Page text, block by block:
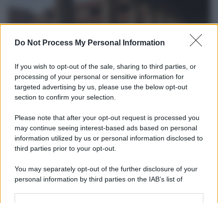
Do Not Process My Personal Information
If you wish to opt-out of the sale, sharing to third parties, or
processing of your personal or sensitive information for
targeted advertising by us, please use the below opt-out
section to confirm your selection.
Please note that after your opt-out request is processed you
may continue seeing interest-based ads based on personal
information utilized by us or personal information disclosed to
third parties prior to your opt-out.
You may separately opt-out of the further disclosure of your
personal information by third parties on the IAB’s list of
Oplontis, le vittime dell’eruzione del Vesuvio
furono più numerose del previsto
Uno studio bioarcheologico sui resti rinvenuti nella Villa B
ricostruisce la dieta degli abitanti: cereali, legumi e prodotti
agricoli erano alla base dell’alimentazione, mentre le risorse
Il medagliere /
Europei di nuoto: Pellecani guida una super
Italia